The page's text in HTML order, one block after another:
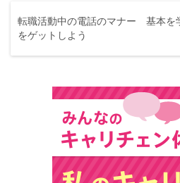
転職活動中の電話のマナー 基本を
をゲットしよう